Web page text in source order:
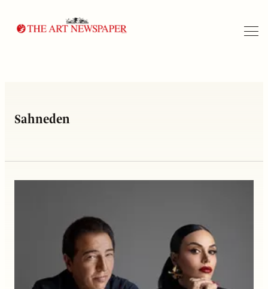
Sahneden